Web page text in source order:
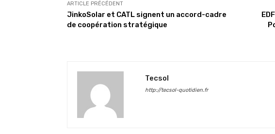
ARTICLE PRÉCÉDENT
JinkoSolar et CATL signent un accord-cadre
de coopération stratégique
Tecsol
http://tecsol-quotidien.fr